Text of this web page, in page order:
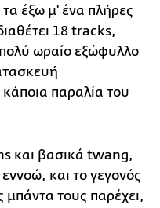
έξω μ' ένα πλήρες
18 tracks,
ωραίο εξώφυλλο
παραλία του
και βασικά twang,
και το γεγονός
μπάντα τους παρέχει,